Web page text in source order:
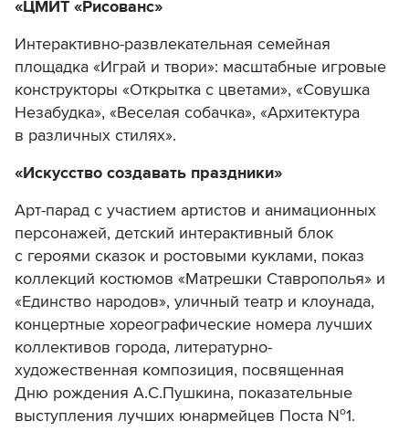
«ЦМИТ «Рисованс»
Интерактивно-развлекательная семейная
площадка «Играй и твори»: масштабные игровые
конструкторы «Открытка с цветами», «Совушка
Незабудка», «Веселая собачка», «Архитектура
в различных стилях».
«Искусство создавать праздники»
Арт-парад с участием артистов и анимационных
персонажей, детский интерактивный блок
с героями сказок и ростовыми куклами, показ
коллекций костюмов «Матрешки Ставрополья» и
«Единство народов», уличный театр и клоунада,
концертные хореографические номера лучших
коллективов города, литературно-
художественная композиция, посвященная
Дню рождения А.С.Пушкина, показательные
выступления лучших юнармейцев Поста №1.